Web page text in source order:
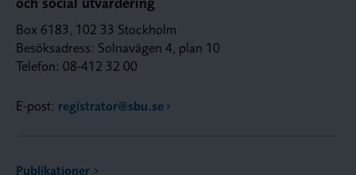
Box 6183, 102 33 Stockholm
Besöksadress: Solnavägen 4, plan 10
Telefon: 08-412 32 00
E-post: registrator@sbu.se
Publikationer